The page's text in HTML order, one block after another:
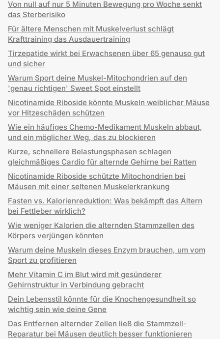
Von null auf nur 5 Minuten Bewegung pro Woche senkt
das Sterberisiko
Für ältere Menschen mit Muskelverlust schlägt
Krafttraining das Ausdauertraining
Tirzepatide wirkt bei Erwachsenen über 65 genauso gut
und sicher
Warum Sport deine Muskel-Mitochondrien auf den
'genau richtigen' Sweet Spot einstellt
Nicotinamide Riboside könnte Muskeln weiblicher Mäuse
vor Hitzeschäden schützen
Wie ein häufiges Chemo-Medikament Muskeln abbaut,
und ein möglicher Weg, das zu blockieren
Kurze, schnellere Belastungsphasen schlagen
gleichmäßiges Cardio für alternde Gehirne bei Ratten
Nicotinamide Riboside schützte Mitochondrien bei
Mäusen mit einer seltenen Muskelerkrankung
Fasten vs. Kalorienreduktion: Was bekämpft das Altern
bei Fettleber wirklich?
Wie weniger Kalorien die alternden Stammzellen des
Körpers verjüngen könnten
Warum deine Muskeln dieses Enzym brauchen, um vom
Sport zu profitieren
Mehr Vitamin C im Blut wird mit gesünderer
Gehirnstruktur in Verbindung gebracht
Dein Lebensstil könnte für die Knochengesundheit so
wichtig sein wie deine Gene
Das Entfernen alternder Zellen ließ die Stammzell-
Reparatur bei Mäusen deutlich besser funktionieren